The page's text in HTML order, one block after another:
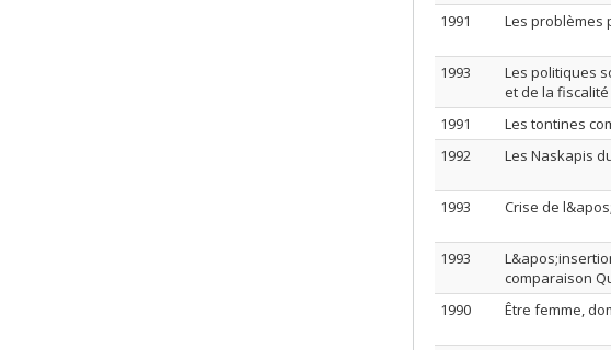
1991
Les problèmes
1993
Les politiques
et de la fiscalité
1991 Les tontines
1992
Les Naskapis
1993 Crise de
1993
comparaison
1990 Être femme,